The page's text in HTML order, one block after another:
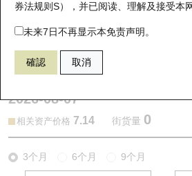
券法规则S），并已阅读、理解及接受本
未来7日不再显示本免责声明。
確認 取消
26334 瑞银认购 1398 工
2026-08-07
相关资产价格 7.14 街货量 0
3个月 6个月 9个月
即将到期认股证
认股证到期结算价查找
认股证分析仪
牛熊证街货分布图
正股牛熊证列表
新发行瑞银牛熊证
十天股证占大市成交
资金流
街货统计
恒指成份股
国指成份股
科指成份股
讲座及教育短片
认股证投资者教育
牛熊证投资者教育